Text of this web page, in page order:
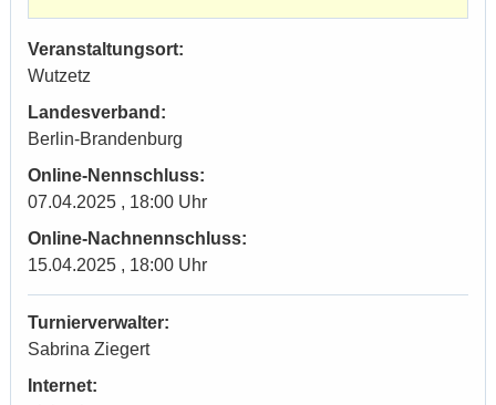
Veranstaltungsort:
Wutzetz
Landesverband:
Berlin-Brandenburg
Online-Nennschluss:
07.04.2025 , 18:00 Uhr
Online-Nachnennschluss:
15.04.2025 , 18:00 Uhr
Turnierverwalter:
Sabrina Ziegert
Internet: